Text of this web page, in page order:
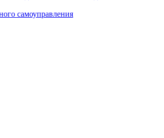
самоуправления